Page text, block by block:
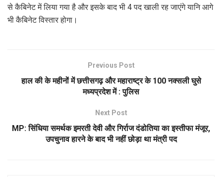
से कैबिनेट में लिया गया है और इसके बाद भी 4 पद खाली रह जाएंगे यानि आगे
भी कैबिनेट विस्तार होगा।
Previous Post
हाल की के महीनों में छत्तीसगढ़ और महाराष्ट्र के 100 नक्सली घुसे
मध्यप्रदेश में : पुलिस
Next Post
MP: सिंधिया समर्थक इमरती देवी और गिर्राज दंडोतिया का इस्तीफा मंजूर,
उपचुनाव हारने के बाद भी नहीं छोड़ा था मंत्री पद